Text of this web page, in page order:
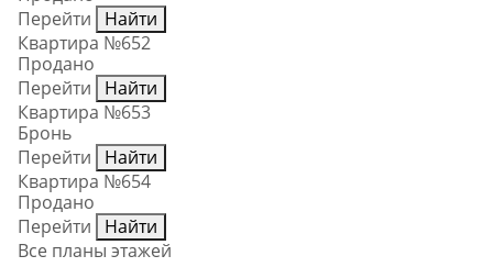
Перейти
Найти
Квартира №652
Продано
Перейти
Найти
Квартира №653
Бронь
Перейти
Найти
Квартира №654
Продано
Перейти
Найти
Все планы этажей